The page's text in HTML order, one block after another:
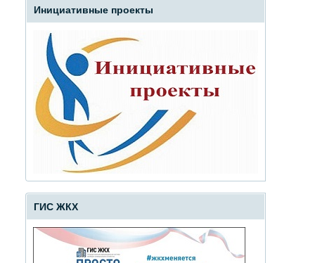
Инициативные проекты
ГИС ЖКХ